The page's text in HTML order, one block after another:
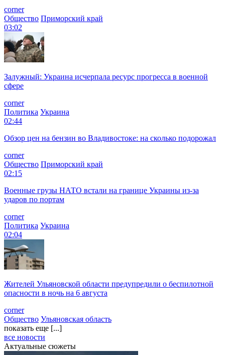
corner
Общество Приморский край
03:02
Залужный: Украина исчерпала ресурс прогресса в военной
сфере
corner
Политика Украина
02:44
Обзор цен на бензин во Владивостоке: на сколько подорожал
corner
Общество Приморский край
02:15
Военные грузы НАТО встали на границе Украины из-за
ударов по портам
corner
Политика Украина
02:04
Жителей Ульяновской области предупредили о беспилотной
опасности в ночь на 6 августа
corner
Общество Ульяновская область
показать еще [...]
все новости
Актуальные сюжеты